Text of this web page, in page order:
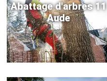
Abattage d'arbres 11
Aude